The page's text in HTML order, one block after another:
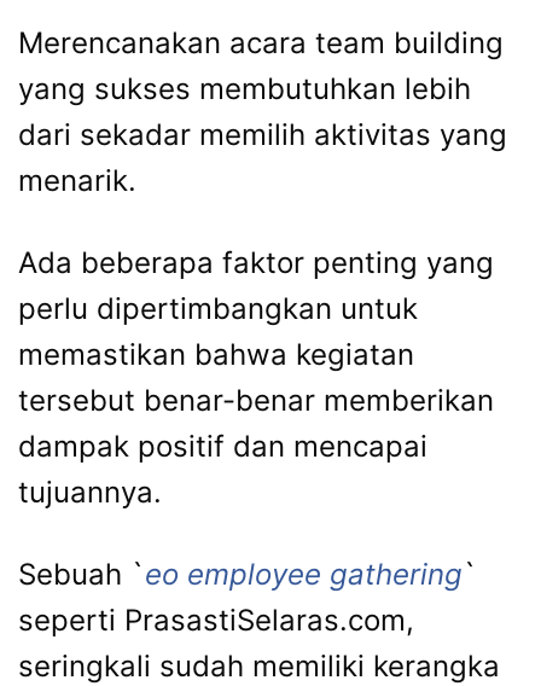
Merencanakan acara team building
yang sukses membutuhkan lebih
dari sekadar memilih aktivitas yang
menarik.
Ada beberapa faktor penting yang
perlu dipertimbangkan untuk
memastikan bahwa kegiatan
tersebut benar-benar memberikan
dampak positif dan mencapai
tujuannya.
Sebuah `eo employee gathering`
seperti PrasastiSelaras.com,
seringkali sudah memiliki kerangka